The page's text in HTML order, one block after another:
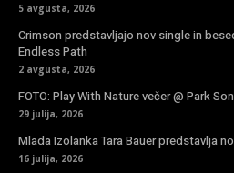
5 avgusta, 2026
Crimson predstavljajo nov single in
Endless Path
2 avgusta, 2026
FOTO: Play With Nature večer @ Park
29 julija, 2026
Mlada Izolanka Tara Bauer predstavlja
16 julija, 2026